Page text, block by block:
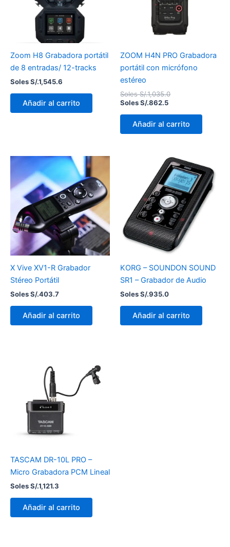
Zoom H8 Grabadora portátil
de 8 entradas/ 12-tracks
Soles S/.1,545.6
Añadir al carrito
ZOOM H4N PRO Grabadora
portátil con micrófono
estéreo
Soles S/.1,035.0
Soles S/.862.5
Añadir al carrito
X Vive XV1-R Grabador
Stéreo Portátil
Soles S/.403.7
Añadir al carrito
KORG – SOUNDON SOUND
SR1 – Grabador de Audio
Soles S/.935.0
Añadir al carrito
TASCAM DR-10L PRO –
Micro Grabadora PCM Lineal
Soles S/.1,121.3
Añadir al carrito